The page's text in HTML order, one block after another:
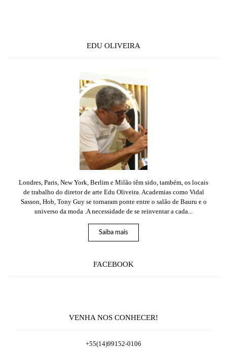
EDU OLIVEIRA
Londres, Paris, New York, Berlim e Milão têm sido, também, os locais
de trabalho do diretor de arte Edu Oliveira. Academias como Vidal
Sasson, Hob, Tony Guy se tornaram ponte entre o salão de Bauru e o
universo da moda .A necessidade de se reinventar a cada...
Saiba mais
FACEBOOK
VENHA NOS CONHECER!
+55(14)99152-0106